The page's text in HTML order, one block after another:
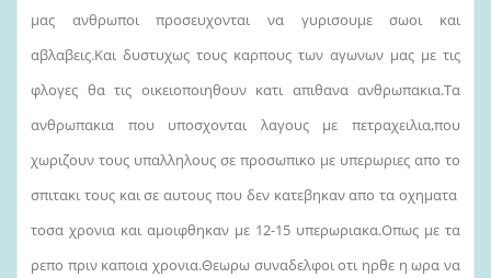
μας ανθρωποι προσευχονται να γυρισουμε σωοι και
αβλαβεις.Και δυστυχως τους καρπους των αγωνων μας με τις
φλογες θα τις οικειοποιηθουν κατι απιθανα ανθρωπακια.Τα
ανθρωπακια που υποσχονται λαγους με πετραχειλια,που
χωριζουν τους υπαλληλους σε προσωπικο με υπερωριες απο το
σπιτακι τους και σε αυτους που δεν κατεβηκαν απο τα οχηματα
τοσα χρονια και αμοιφθηκαν με 12-15 υπερωριακα.Οπως με τα
ρεπο πριν καποια χρονια.Θεωρω συναδελφοι οτι ηρθε η ωρα να